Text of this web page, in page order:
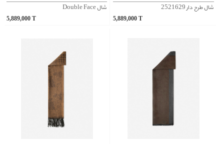
شال Double Face
5,889,000
شال طرح دار 2521629
5,889,000